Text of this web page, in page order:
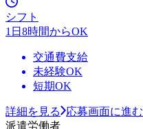
シフト
1日8時間からOK
交通費支給
未経験OK
短期OK
詳細を見る
応募画面に進む
派遣労働者